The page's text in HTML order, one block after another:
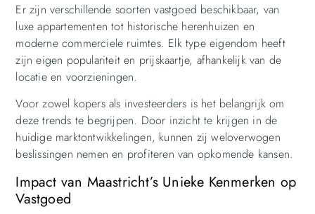
Er zijn verschillende soorten vastgoed beschikbaar, van
luxe appartementen tot historische herenhuizen en
moderne commerciele ruimtes. Elk type eigendom heeft
zijn eigen populariteit en prijskaartje, afhankelijk van de
locatie en voorzieningen.
Voor zowel kopers als investeerders is het belangrijk om
deze trends te begrijpen. Door inzicht te krijgen in de
huidige marktontwikkelingen, kunnen zij weloverwogen
beslissingen nemen en profiteren van opkomende kansen.
Impact van Maastricht’s Unieke Kenmerken op
Vastgoed